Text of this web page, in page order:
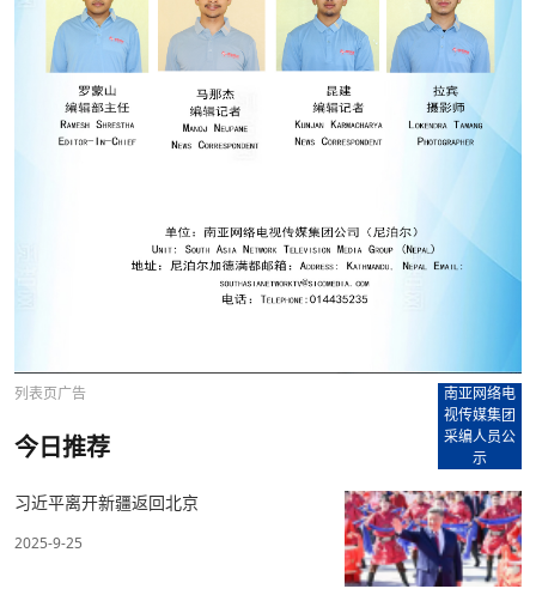
列表页广告
南亚网络电
视传媒集团
采编人员公
示
今日推荐
习近平离开新疆返回北京
2025-9-25